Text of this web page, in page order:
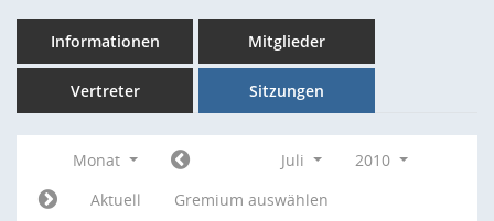
Informationen Mitglieder
Vertreter Sitzungen
Monat Juli
2010
Aktuell
Gremium auswählen